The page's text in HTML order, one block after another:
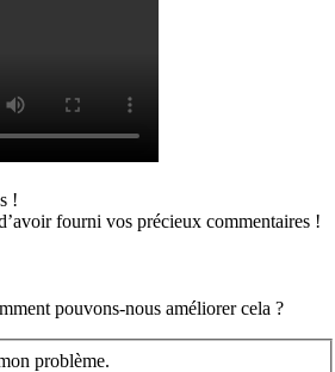
!
fourni vos précieux commentaires !
pouvons-nous améliorer cela ?
problème.